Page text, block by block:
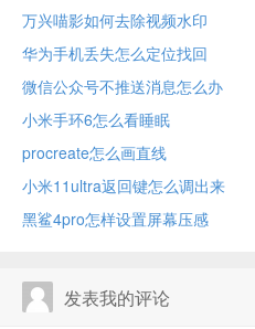
万兴喵影如何去除视频水印
华为手机丢失怎么定位找回
微信公众号不推送消息怎么办
小米手环6怎么看睡眠
procreate怎么画直线
小米11ultra返回键怎么调出来
黑鲨4pro怎样设置屏幕压感
发表我的评论